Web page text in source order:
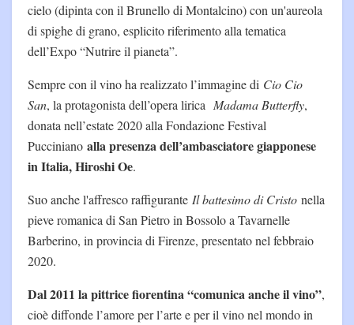
cielo (dipinta con il Brunello di Montalcino) con un'aureola
di spighe di grano, esplicito riferimento alla tematica
dell’Expo “Nutrire il pianeta”.
Sempre con il vino ha realizzato l’immagine di Cio Cio
San, la protagonista dell’opera lirica Madama Butterfly,
donata nell’estate 2020 alla Fondazione Festival
Pucciniano alla presenza dell’ambasciatore giapponese
in Italia, Hiroshi Oe.
Suo anche l'affresco raffigurante Il battesimo di Cristo nella
pieve romanica di San Pietro in Bossolo a Tavarnelle
Barberino, in provincia di Firenze, presentato nel febbraio
2020.
Dal 2011 la pittrice fiorentina “comunica anche il vino”,
cioè diffonde l’amore per l’arte e per il vino nel mondo in